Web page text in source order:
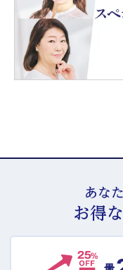
あな
お得